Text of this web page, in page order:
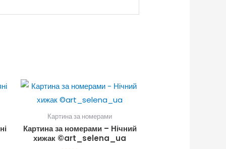
Картина за номерами
Картина за номерами – Нічний
хижак ©art_selena_ua